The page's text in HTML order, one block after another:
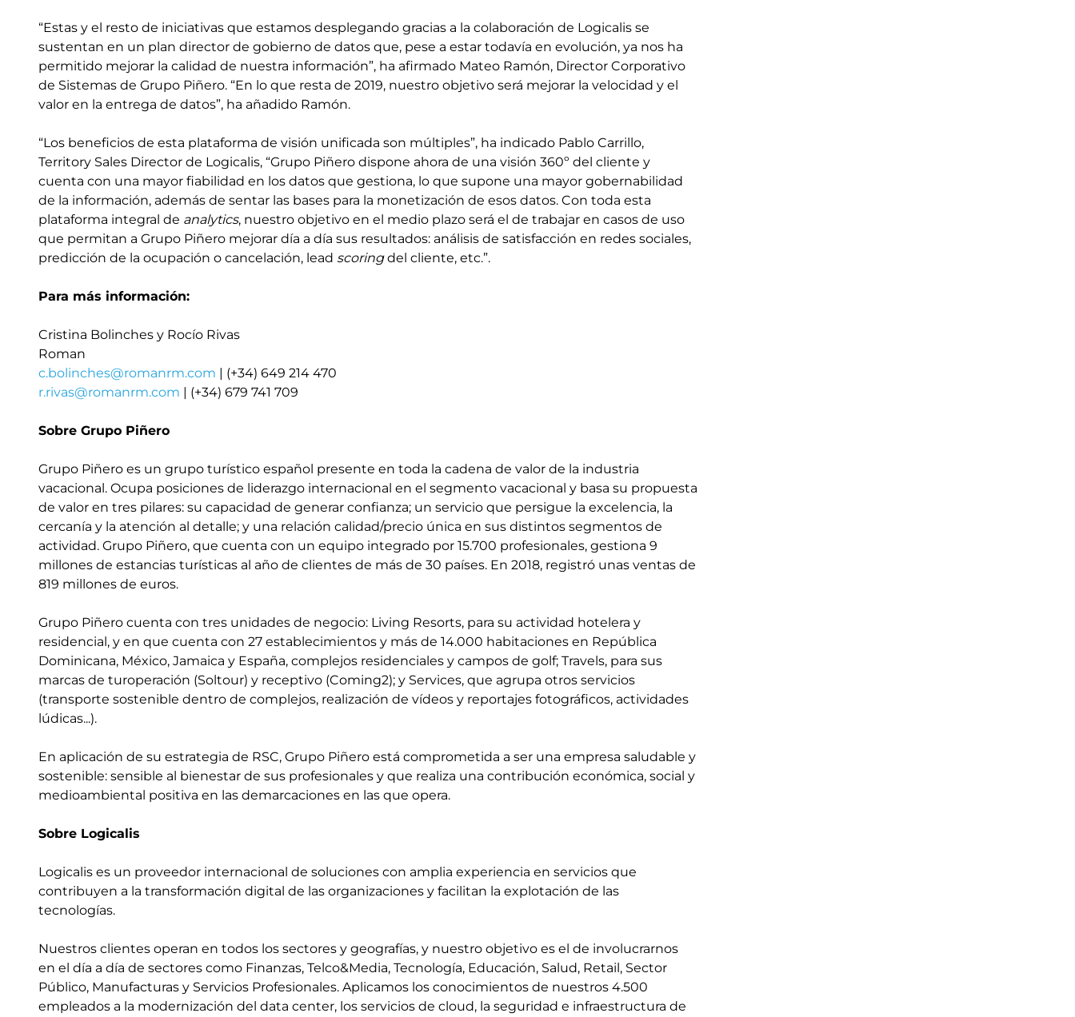
“Estas y el resto de iniciativas que estamos desplegando gracias a la colaboración de Logicalis se
sustentan en un plan director de gobierno de datos que, pese a estar todavía en evolución, ya nos ha
permitido mejorar la calidad de nuestra información”, ha afirmado Mateo Ramón, Director Corporativo
de Sistemas de Grupo Piñero. “En lo que resta de 2019, nuestro objetivo será mejorar la velocidad y el
valor en la entrega de datos”, ha añadido Ramón.
“Los beneficios de esta plataforma de visión unificada son múltiples”, ha indicado Pablo Carrillo,
Territory Sales Director de Logicalis, “Grupo Piñero dispone ahora de una visión 360º del cliente y
cuenta con una mayor fiabilidad en los datos que gestiona, lo que supone una mayor gobernabilidad
de la información, además de sentar las bases para la monetización de esos datos. Con toda esta
plataforma integral de analytics, nuestro objetivo en el medio plazo será el de trabajar en casos de uso
que permitan a Grupo Piñero mejorar día a día sus resultados: análisis de satisfacción en redes sociales,
predicción de la ocupación o cancelación, lead scoringdel cliente, etc.”.
Para más información:
Cristina Bolinches y Rocío Rivas
Roman
c.bolinches@romanrm.com | (+34) 649 214 470
r.rivas@romanrm.com | (+34) 679 741 709
Sobre Grupo Piñero
Grupo Piñero es un grupo turístico español presente en toda la cadena de valor de la industria
vacacional. Ocupa posiciones de liderazgo internacional en el segmento vacacional y basa su propuesta
de valor en tres pilares: su capacidad de generar confianza; un servicio que persigue la excelencia, la
cercanía y la atención al detalle; y una relación calidad/precio única en sus distintos segmentos de
actividad. Grupo Piñero, que cuenta con un equipo integrado por 15.700 profesionales, gestiona 9
millones de estancias turísticas al año de clientes de más de 30 países. En 2018, registró unas ventas de
819 millones de euros.
Grupo Piñero cuenta con tres unidades de negocio: Living Resorts, para su actividad hotelera y
residencial, y en que cuenta con 27 establecimientos y más de 14.000 habitaciones en República
Dominicana, México, Jamaica y España, complejos residenciales y campos de golf; Travels, para sus
marcas de turoperación (Soltour) y receptivo (Coming2); y Services, que agrupa otros servicios
(transporte sostenible dentro de complejos, realización de vídeos y reportajes fotográficos, actividades
lúdicas...).
En aplicación de su estrategia de RSC, Grupo Piñero está comprometida a ser una empresa saludable y
sostenible: sensible al bienestar de sus profesionales y que realiza una contribución económica, social y
medioambiental positiva en las demarcaciones en las que opera.
Sobre Logicalis
Logicalis es un proveedor internacional de soluciones con amplia experiencia en servicios que
contribuyen a la transformación digital de las organizaciones y facilitan la explotación de las
tecnologías.
Nuestros clientes operan en todos los sectores y geografías, y nuestro objetivo es el de involucrarnos
en el día a día de sectores como Finanzas, Telco&Media, Tecnología, Educación, Salud, Retail, Sector
Público, Manufacturas y Servicios Profesionales. Aplicamos los conocimientos de nuestros 4.500
empleados a la modernización del data center, los servicios de cloud, la seguridad e infraestructura de